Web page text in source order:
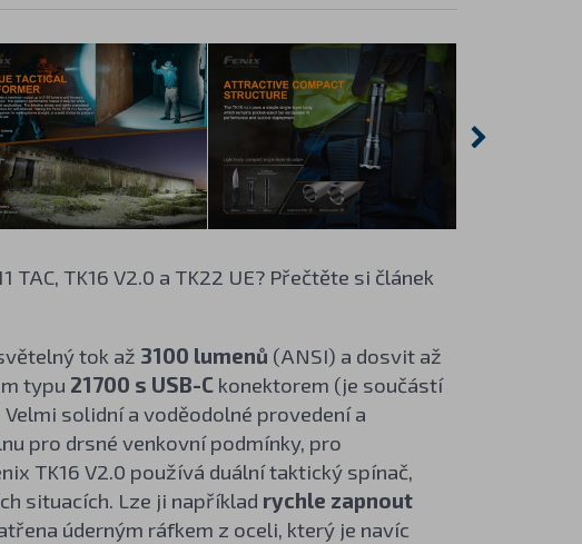
TK16 V2.0 a TK22 UE? Přečtěte si článek
tok až 3100 lumenů (ANSI) a dosvit až
typu 21700 s USB-C konektorem (je součástí
solidní a voděodolné provedení a
pro drsné venkovní podmínky, pro
TK16 V2.0 používá duální taktický spínač,
situacích. Lze ji například rychle zapnout
úderným ráfkem z oceli, který je navíc